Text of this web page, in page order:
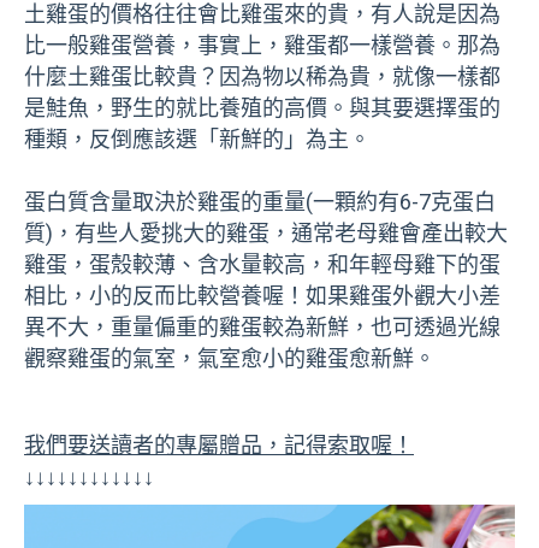
土雞蛋的價格往往會比雞蛋來的貴，有人說是因為
比一般雞蛋營養，事實上，雞蛋都一樣營養。那為
什麼土雞蛋比較貴？因為物以稀為貴，就像一樣都
是鮭魚，野生的就比養殖的高價。與其要選擇蛋的
種類，反倒應該選「新鮮的」為主。
蛋白質含量取決於雞蛋的重量(一顆約有6-7克蛋白
質)，有些人愛挑大的雞蛋，通常老母雞會產出較大
雞蛋，蛋殼較薄、含水量較高，和年輕母雞下的蛋
相比，小的反而比較營養喔！如果雞蛋外觀大小差
異不大，重量偏重的雞蛋較為新鮮，也可透過光線
觀察雞蛋的氣室，氣室愈小的雞蛋愈新鮮。
我們要送讀者的專屬贈品，記得索取喔！
↓↓↓↓↓↓↓↓↓↓↓↓